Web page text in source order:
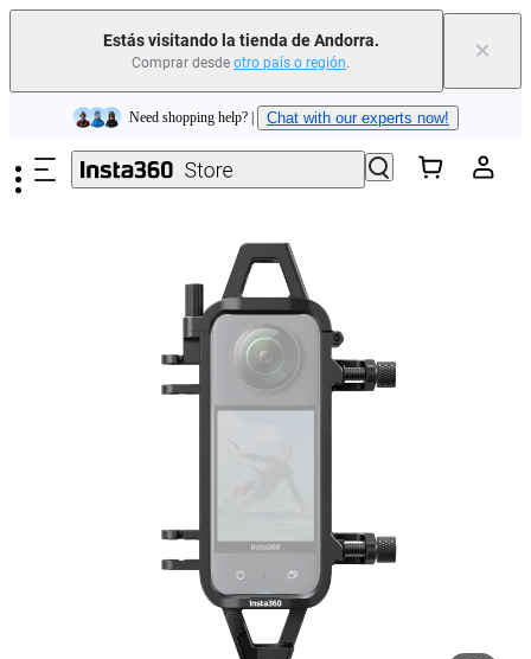
Estás visitando la tienda de Andorra.
Comprar desde otro país o región. ×
Saltar al contenido principal
Need shopping help? | Chat with our experts now!
Insta360 Luna Ultra |Ya disponible| Envío gratuito